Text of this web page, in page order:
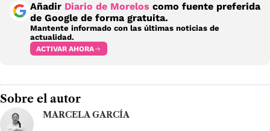
Añadir Diario de Morelos como fuente preferida
de Google de forma gratuita.
Mantente informado con las últimas noticias de
actualidad.
ACTIVAR AHORA
Sobre el autor
MARCELA GARCÍA